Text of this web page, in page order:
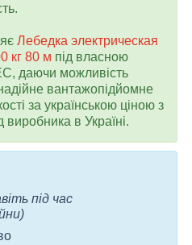
Лебедка электрическая
кг 80 м під власною
даючи можливість
вантажопідйомне
за українською ціною з
виробника в Україні.
під час